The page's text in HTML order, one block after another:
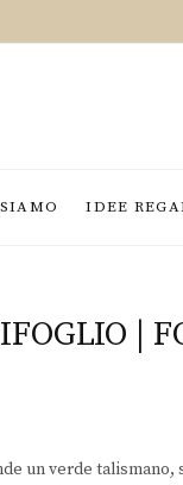
IDEE
|
un verde